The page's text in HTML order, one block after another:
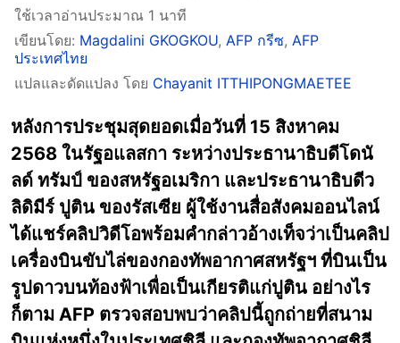
ใช้เวลาอ่านประมาณ 1 นาที
เขียนโดย: Magdalini GKOGKOU, AFP กรีซ, AFP
ประเทศไทย
แปลและดัดแปลง โดย Chayanit ITTHIPONGMAETEE
หลังการประชุมสุดยอดเมื่อวันที่ 15 สิงหาคม
2568 ในรัฐอแลสกา ระหว่างประธานาธิบดีโดนั
ลด์ ทรัมป์ ของสหรัฐอเมริกา และประธานาธิบดีว
ลิดิมีร์ ปูติน ของรัสเซีย ผู้ใช้งานสื่อสังคมออนไลน์
ได้แชร์คลิปวิดีโอพร้อมคำกล่าวอ้างเท็จว่าเป็นคลิป
เครื่องบินขับไล่ของกองทัพอากาศสหรัฐฯ ที่บินเป็น
รูปดาวบนท้องฟ้าเพื่อเป็นเกียรติแก่ปูติน อย่างไร
ก็ตาม AFP ตรวจสอบพบว่าคลิปนี้ถูกถ่ายที่สนาม